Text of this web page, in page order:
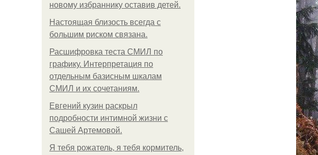
новому избраннику оставив детей.
Hacтоящая близость всегда с
большим риском связана.
Расшифровка теста СМИЛ по
графику. Интерпретация по
отдельным базисным шкалам
СМИЛ и их сочетаниям.
Евгений кузин раскрыл
подробности интимной жизни с
Сашей Артемовой.
Я тебя рожатель, я тебя кормитель,